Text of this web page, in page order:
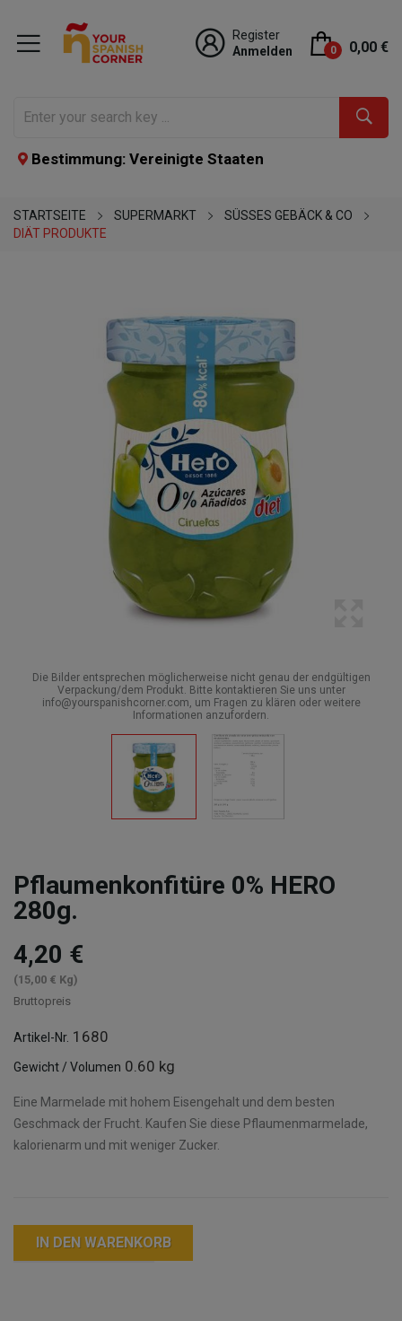
Register
Anmelden
0 0,00 €
Bestimmung: Vereinigte Staaten
STARTSEITE SUPERMARKT
SÜSSES GEBÄCK & CO
DIÄT PRODUKTE
Die Bilder entsprechen möglicherweise nicht genau der endgültigen
Verpackung/dem Produkt. Bitte kontaktieren Sie uns unter
info@yourspanishcorner.com, um Fragen zu klären oder weitere
Informationen anzufordern.
Pflaumenkonfitüre 0% HERO
280g.
4,20 €
(15,00 € Kg)
Bruttopreis
Artikel-Nr. 1680
Gewicht / Volumen 0.60 kg
Eine Marmelade mit hohem Eisengehalt und dem besten
Geschmack der Frucht. Kaufen Sie diese Pflaumenmarmelade,
kalorienarm und mit weniger Zucker.
IN DEN WARENKORB